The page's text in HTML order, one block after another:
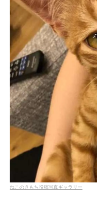
ねこのきもち投稿写真ギャラリー